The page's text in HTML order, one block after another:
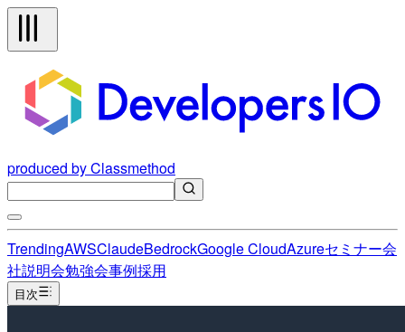
produced by Classmethod
TrendingAWSClaudeBedrockGoogle CloudAzureセミナー会
社説明会勉強会事例採用
目次